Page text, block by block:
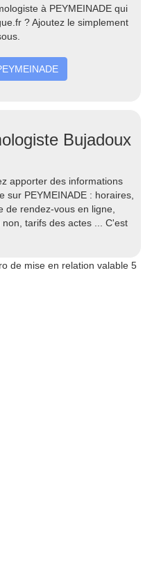
à PEYMEINADE qui
? Ajoutez le simplement
Bujadoux
apporter des informations
sur PEYMEINADE : horaires,
de rendez-vous en ligne,
tarifs des actes ... C'est
de mise en relation valable 5